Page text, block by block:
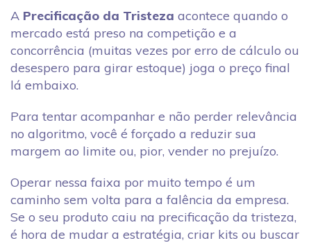
A Precificação da Tristeza acontece quando o
mercado está preso na competição e a
concorrência (muitas vezes por erro de cálculo ou
desespero para girar estoque) joga o preço final
lá embaixo.
Para tentar acompanhar e não perder relevância
no algoritmo, você é forçado a reduzir sua
margem ao limite ou, pior, vender no prejuízo.
Operar nessa faixa por muito tempo é um
caminho sem volta para a falência da empresa.
Se o seu produto caiu na precificação da tristeza,
é hora de mudar a estratégia, criar kits ou buscar